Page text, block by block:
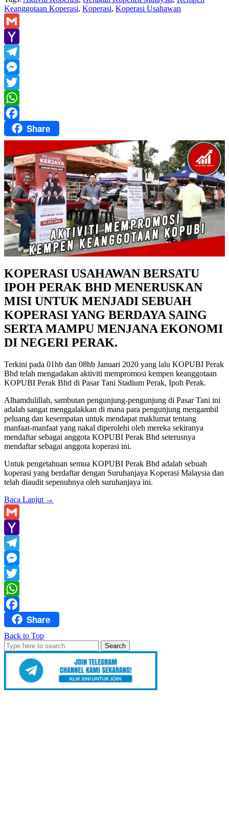
Keanggotaan Koperasi, Koperasi, Koperasi Usahawan
Gmail
Yahoo
Mail
Telegram
Messenger
Twitter
WhatsApp
FacebookShare
KOPERASI USAHAWAN BERSATU
IPOH PERAK BHD MENERUSKAN
MISI UNTUK MENJADI SEBUAH
KOPERASI YANG BERDAYA SAING
SERTA MAMPU MENJANA EKONOMI
DI NEGERI PERAK.
Terkini pada 01hb dan 08hb Januari 2020 yang lalu KOPUBI Perak
Bhd telah mengadakan aktiviti mempromosi kempen keanggotaan
KOPUBI Perak Bhd di Pasar Tani Stadium Perak, Ipoh Perak.
Alhamdulillah, sambutan pengunjung-pengunjung di Pasar Tani ini
adalah sangat menggalakkan di mana para pengunjung mengambil
peluang dan kesempatan untuk mendapat maklumat tentang
manfaat-manfaat yang nakal diperolehi oleh mereka sekiranya
mendaftar sebagai anggota KOPUBI Perak Bhd seterusnya
mendaftar sebagai anggota koperasi ini.
Untuk pengetahuan semua KOPUBI Perak Bhd adalah sebuah
koperasi yang berdaftar dengan Suruhanjaya Koperasi Malaysia dan
telah diaudit sepenuhnya oleh suruhanjaya ini.
Baca Lanjut →
Gmail
Yahoo
Mail
Telegram
Messenger
Twitter
WhatsApp
FacebookShare
Back to Top
Search
for: